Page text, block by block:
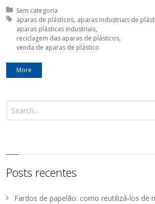
Posted in:
Sem categoria
Tagged with:
aparas de plásticos aparas industriais de
aparas plásticas industriais
reciclagem das aparas de plásticos
venda de aparas de plástico
More
Posts recentes
Fardos de papelão: como reutilizá-los de